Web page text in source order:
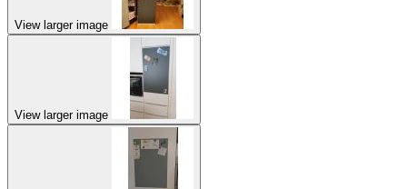
View larger image
View larger image